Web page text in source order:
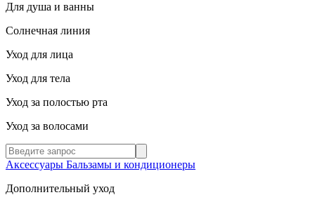
Для душа и ванны
Солнечная линия
Уход для лица
Уход для тела
Уход за полостью рта
Уход за волосами
Аксессуары Бальзамы и кондиционеры
Дополнительный уход